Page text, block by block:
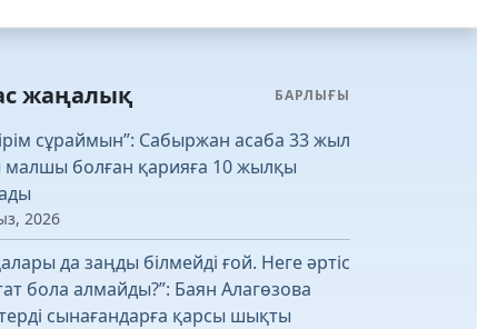
жаңалық БАРЛЫҒЫ
сұраймын”: Сабыржан асаба 33 жыл
болған қарияға 10 жылқы
2026
да заңды білмейді ғой. Неге әртіс
бола алмайды?”: Баян Алагөзова
сынағандарға қарсы шықты